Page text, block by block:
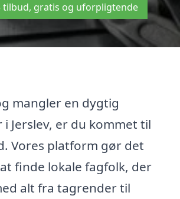
tilbud, gratis og uforpligtende
mangler en dygtig
Jerslev, er du kommet til
Vores platform gør det
finde lokale fagfolk, der
alt fra tagrender til